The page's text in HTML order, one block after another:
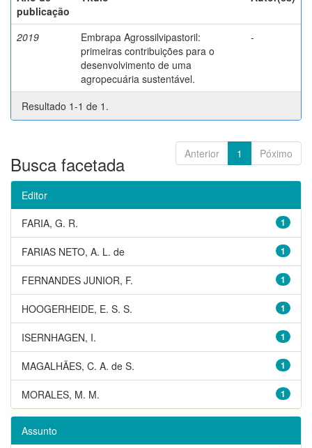
publicação
2019
Embrapa Agrossilvipastoril:
primeiras contribuições para o
desenvolvimento de uma
agropecuária sustentável.
-
Resultado 1-1 de 1.
Anterior 1 Póximo
Busca facetada
Editor
1
FARIA, G. R.
1
FARIAS NETO, A. L. de
1
FERNANDES JUNIOR, F.
1
HOOGERHEIDE, E. S. S.
1
ISERNHAGEN, I.
1
MAGALHÃES, C. A. de S.
1
MORALES, M. M.
Assunto